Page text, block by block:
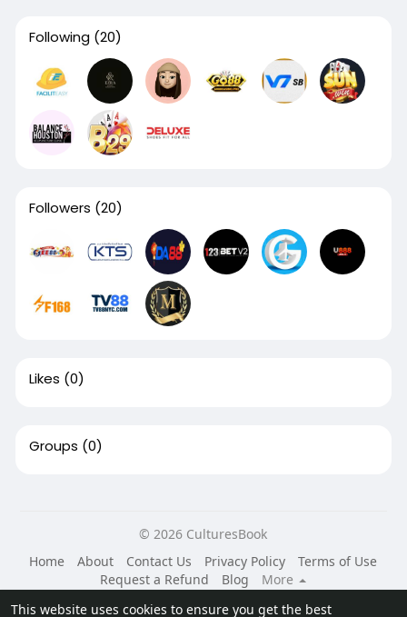
This website uses cookies to ensure you get the best
Following (20)
Followers (20)
Likes (0)
Groups (0)
© 2026 CulturesBook
Home
About Contact Us Privacy Policy
Terms of Use
Request a Refund
Blog
More
Language